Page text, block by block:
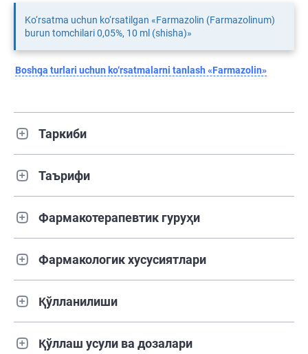
Ko‘rsatma uchun ko‘rsatilgan «Farmazolin (Farmazolinum)
burun tomchilari 0,05%, 10 ml (shisha)»
Boshqa turlari uchun ko‘rsatmalarni tanlash «Farmazolin»
Таркиби
Таърифи
Фармакотерапевтик гуруҳи
Фармакологик хусусиятлари
Қўлланилиши
Қўллаш усули ва дозалари